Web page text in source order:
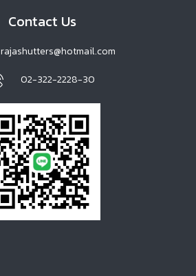
Contact Us
rajashutters@hotmail.com
02-322-2228-30